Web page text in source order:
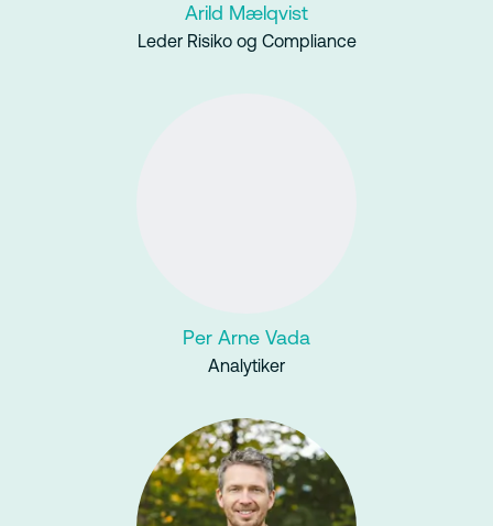
Arild Mælqvist
Leder Risiko og Compliance
Per Arne Vada
Analytiker